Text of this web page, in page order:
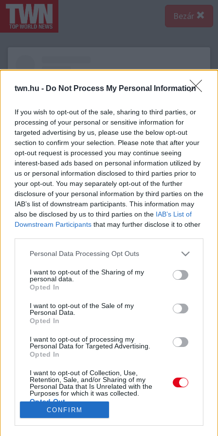
twn.hu - Do Not Process My Personal Information
If you wish to opt-out of the sale, sharing to third parties, or
processing of your personal or sensitive information for
targeted advertising by us, please use the below opt-out
section to confirm your selection. Please note that after your
opt-out request is processed you may continue seeing
interest-based ads based on personal information utilized by
us or personal information disclosed to third parties prior to
your opt-out. You may separately opt-out of the further
disclosure of your personal information by third parties on the
IAB’s list of downstream participants. This information may
also be disclosed by us to third parties on the IAB’s List of
Downstream Participants that may further disclose it to other
Please note that this website/app uses one or more Google
not limited to your visit or usage behaviour. You may click to
grant or deny consent to Google and its third-party tags to
use your data for below specified purposes in below Google
consent section.
Personal Data Processing Opt Outs
I want to opt-out of the Sharing of my
personal data.
Opted In
I want to opt-out of the Sale of my
Personal Data.
Opted In
I want to opt-out of processing my
Personal Data for Targeted Advertising.
Opted In
I want to opt-out of Collection, Use,
Retention, Sale, and/or Sharing of my
Personal Data that Is Unrelated with the
Purposes for which it was collected.
Opted Out
CONFIRM
Bezár
A bejegyzés megtekintése az Instagramon
tartsa magát, erről szó sincs. „Ritkán edzek, csak
keményen dolgozom, és a teljes munkaidős munkám
“Nem is étkezem egészségesen – azt hiszem, nagyon
szerencsés vagyok, csak meg kell formáznom a
körszakállamat” - magyarázta, aki reméli, egyszer
sikerül találkoznia az igazi Brad Pittel is. „Nagy Brad
Pitt-rajongó vagyok, és szerintem ő egy nagyszerű